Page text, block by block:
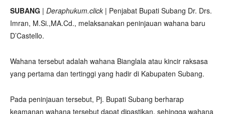
SUBANG | Deraphukum.click | Penjabat Bupati Subang Dr. Drs.
Imran, M.Si.,MA.Cd., melaksanakan peninjauan wahana baru
D’Castello.
Wahana tersebut adalah wahana Bianglala atau kincir raksasa
yang pertama dan tertinggi yang hadir di Kabupaten Subang.
Pada peninjauan tersebut, Pj. Bupati Subang berharap
keamanan wahana tersebut dapat dipastikan, sehingga wahana